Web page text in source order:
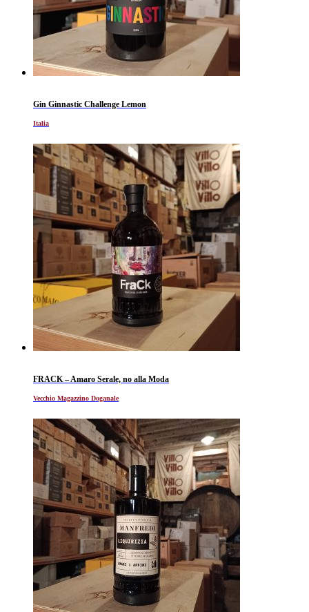
Gin Ginnastic Challenge Lemon
Italia
FRACK – Amaro Serale, no alla Moda
Vecchio Magazzino Doganale